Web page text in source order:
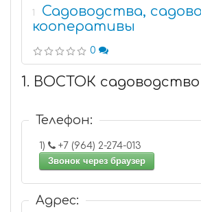
1
Садоводства,
кооперативы
0
1. ВОСТОК садоводство
Телефон:
1)
+7 (964) 2-274-013
Звонок через браузер
Адрес: